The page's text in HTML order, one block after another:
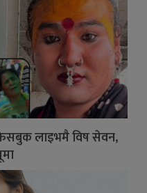
लाइभमै विष सेवन,